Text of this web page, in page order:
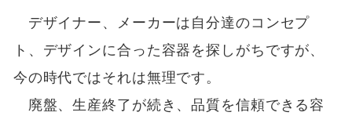
デザイナー、メーカーは自分達のコンセプ
ト、デザインに合った容器を探しがちですが、
今の時代ではそれは無理です。
廃盤、生産終了が続き、品質を信頼できる容